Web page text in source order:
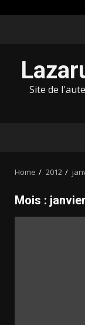
Site de
Home 2012
Mois :